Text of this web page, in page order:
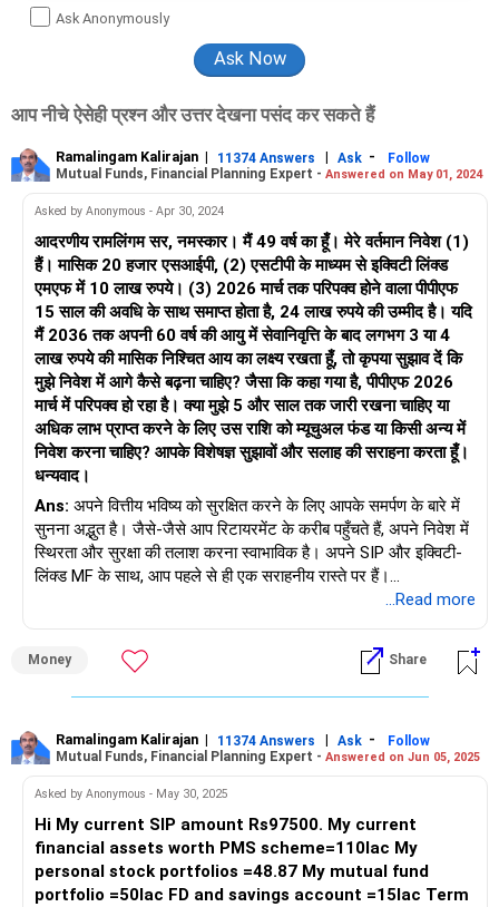
Ask Anonymously
आप नीचे ऐसेही प्रश्न और उत्तर देखना पसंद कर सकते हैं
Ramalingam Kalirajan | 11374 Answers | Ask -
Follow
Mutual Funds, Financial Planning Expert - Answered on May 01, 2024
Asked by Anonymous - Apr 30, 2024
आदरणीय रामलिंगम सर, नमस्कार। मैं 49 वर्ष का हूँ। मेरे वर्तमान निवेश (1)
हैं। मासिक 20 हजार एसआईपी, (2) एसटीपी के माध्यम से इक्विटी लिंक्ड
एमएफ में 10 लाख रुपये। (3) 2026 मार्च तक परिपक्व होने वाला पीपीएफ
15 साल की अवधि के साथ समाप्त होता है, 24 लाख रुपये की उम्मीद है। यदि
मैं 2036 तक अपनी 60 वर्ष की आयु में सेवानिवृत्ति के बाद लगभग 3 या 4
लाख रुपये की मासिक निश्चित आय का लक्ष्य रखता हूँ, तो कृपया सुझाव दें कि
मुझे निवेश में आगे कैसे बढ़ना चाहिए? जैसा कि कहा गया है, पीपीएफ 2026
मार्च में परिपक्व हो रहा है। क्या मुझे 5 और साल तक जारी रखना चाहिए या
अधिक लाभ प्राप्त करने के लिए उस राशि को म्यूचुअल फंड या किसी अन्य में
निवेश करना चाहिए? आपके विशेषज्ञ सुझावों और सलाह की सराहना करता हूँ।
धन्यवाद।
Ans: अपने वित्तीय भविष्य को सुरक्षित करने के लिए आपके समर्पण के बारे में
सुनना अद्भुत है। जैसे-जैसे आप रिटायरमेंट के करीब पहुँचते हैं, अपने निवेश में
स्थिरता और सुरक्षा की तलाश करना स्वाभाविक है। अपने SIP और इक्विटी-
लिंक्ड MF के साथ, आप पहले से ही एक सराहनीय रास्ते पर हैं।
रणनीति का पुनर्मूल्यांकन करने का अवसर होता है। जोखिम और लाभ के बीच
संतुलन पर विचार करें। क्या आपको PPF अवधि बढ़ानी चाहिए या म्यूचुअल फंड
जैसे अन्य रास्ते तलाशने चाहिए? यह एक ऐसा निर्णय है जिसके लिए सोच-
अगले दशक में अपनी संपत्ति को बढ़ाने की संभावनाओं की कल्पना करें। क्या
ऐसे निवेश के रास्ते हैं जो आपके लक्ष्यों और जोखिम सहनशीलता के साथ बेहतर
मार्गदर्शन कर सकता है, विशेषज्ञता और आश्वासन प्रदान कर सकता है।
याद रखें, निवेश केवल संख्याओं के बारे में नहीं है; यह मन की शांति और अपने
...Read more
Money Share
Ramalingam Kalirajan | 11374 Answers | Ask -
Follow
Mutual Funds, Financial Planning Expert - Answered on Jun 05, 2025
Asked by Anonymous - May 30, 2025
Hi My current SIP amount Rs97500. My current
financial assets worth PMS scheme=110lac My
personal stock portfolios =48.87 My mutual fund
portfolio =50lac FD and savings account =15lac Term